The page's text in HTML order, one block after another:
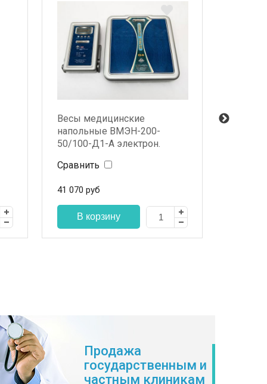
Весы медицинские
напольные ВМЭН-200-
50/100-Д1-А электрон.
эл.табло+ростомер РЭП )
Сравнить
41 070 руб
Продажа
государственным и
частным клиникам